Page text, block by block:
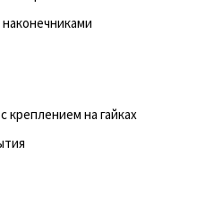
креплением на гайках